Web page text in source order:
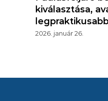
kiválasztása,
2026. január 26.